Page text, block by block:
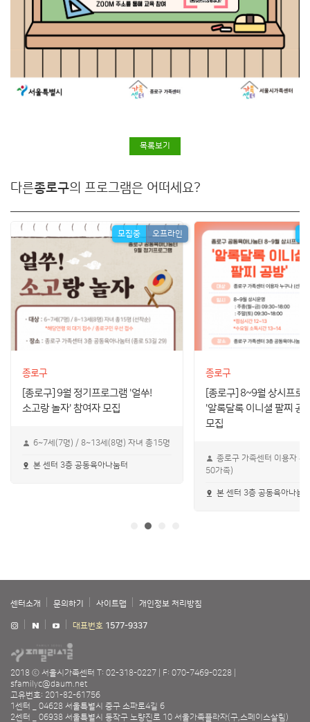
목록보기
다른종로구의 프로그램은 어떠세요?
모집중 오프라인
종로구
[종로구] 9월 정기프로그램 '얼쑤!
소고랑 놀자' 참여자 모집
6~7세(7명) / 8~13세(8명) 자녀 총15명
본 센터 3층 공동육아나눔터
종로구
[종로구] 8~9월 상시프로
'알록달록 이니셜 팔찌 공
모집
종로구 가족센터 이용자 누
50가족)
본 센터 3층 공동육아나눔
센터소개 문의하기 사이트맵 개인정보 처리방침
대표번호 1577-9337
2018 ⓒ 서울시가족센터 T: 02-318-0227
F: 070-7469-0228
sfamilyc@daum.net
고유번호: 201-82-61756
1센터 _ 04628 서울특별시 중구 소파로4길 6
2센터 _ 06938 서울특별시 동작구 노량진로 10 서울가족플라자(구,스페이스살림)